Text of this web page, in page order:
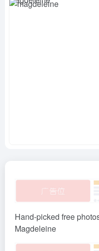
Hand-picked free
Magdeleine